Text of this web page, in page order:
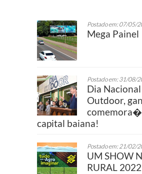
Postado em: 07/05/
Mega Painel
Postado em: 31/08/
Dia
Outdoor,
capital baiana!
Postado em: 21/02/
UM SHOW
RURAL 2022